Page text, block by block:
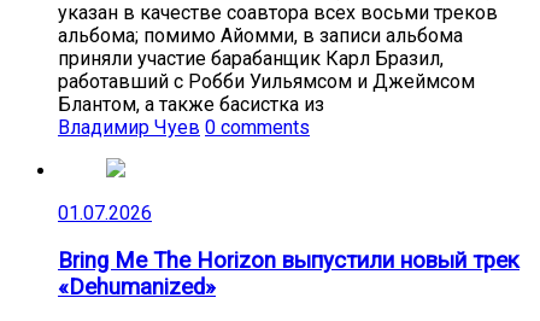
указан в качестве соавтора всех восьми треков
альбома; помимо Айомми, в записи альбома
приняли участие барабанщик Карл Бразил,
работавший с Робби Уильямсом и Джеймсом
Блантом, а также басистка из
Владимир Чуев 0 comments
01.07.2026
Bring Me The Horizon выпустили новый трек
«Dehumanized»